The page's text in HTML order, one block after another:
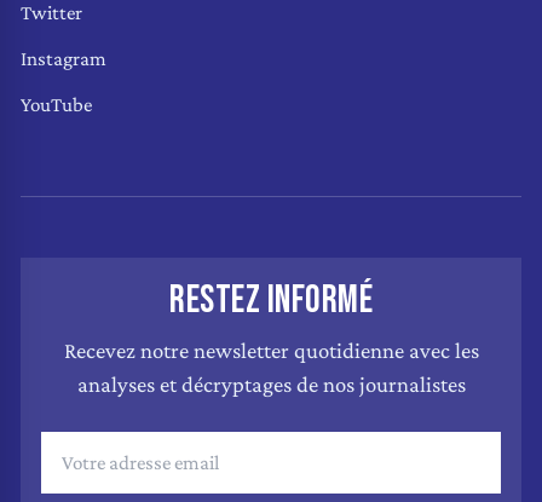
Twitter
Instagram
YouTube
RESTEZ INFORMÉ
Recevez notre newsletter quotidienne avec les
analyses et décryptages de nos journalistes